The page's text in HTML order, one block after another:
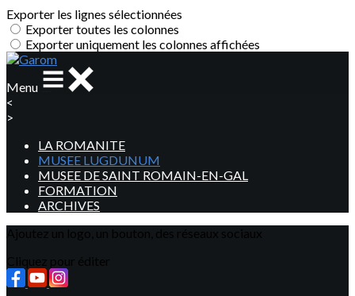
Exporter les lignes sélectionnées
Exporter toutes les colonnes
Exporter uniquement les colonnes affichées
Menu
<
>
LA ROMANITE
MUSEE LUGDUNUM
MUSEE DE SAINT ROMAIN-EN-GAL
FORMATION
ARCHIVES